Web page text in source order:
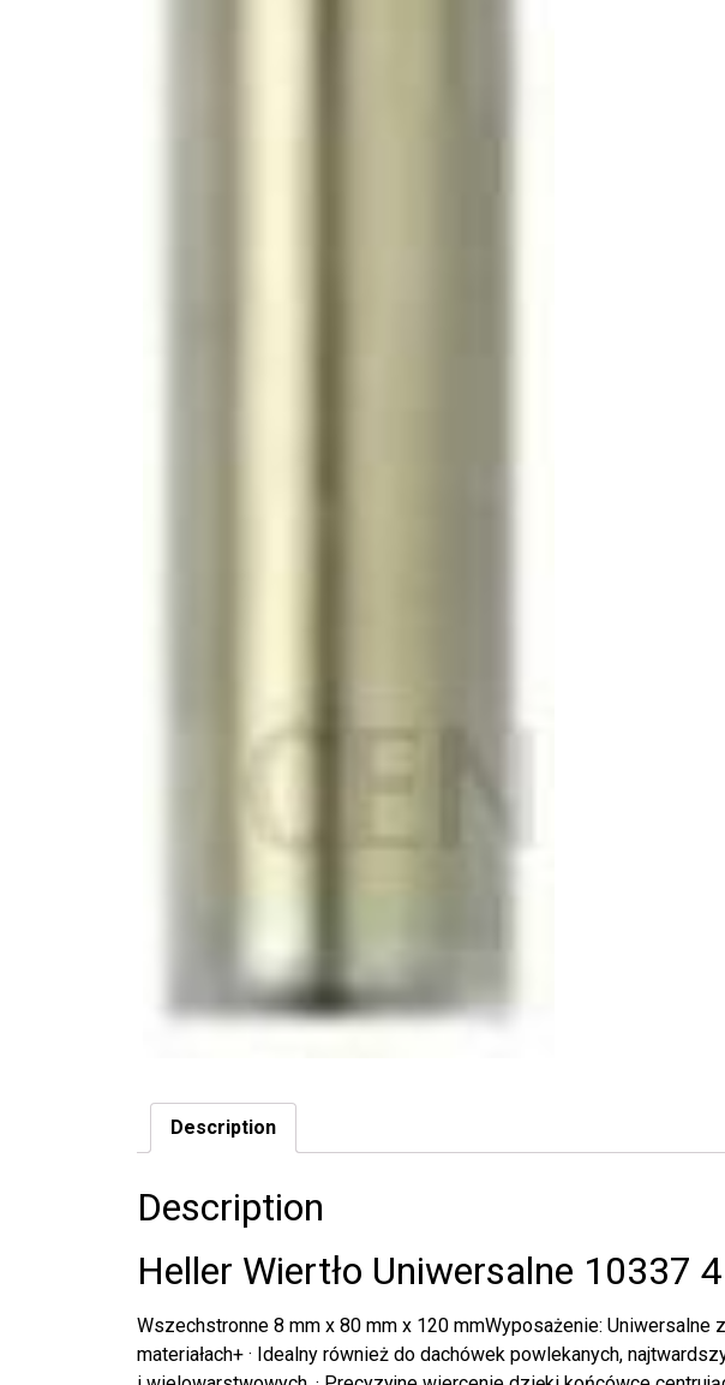
Description
Description
Heller Wiertło Uniwersalne 10337
Wszechstronne 8 mm x 80 mm x 120 mmWyposażenie: Uniwersalne
materiałach+ · Idealny również do dachówek powlekanych,